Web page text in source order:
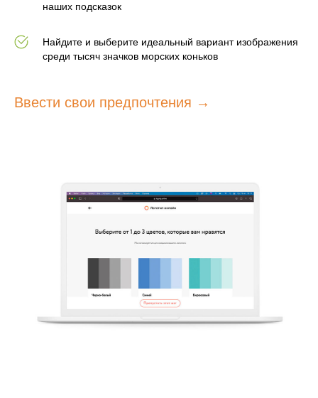
наших подсказок
Найдите и выберите идеальный вариант изображения
среди тысяч значков морских коньков
Ввести свои предпочтения